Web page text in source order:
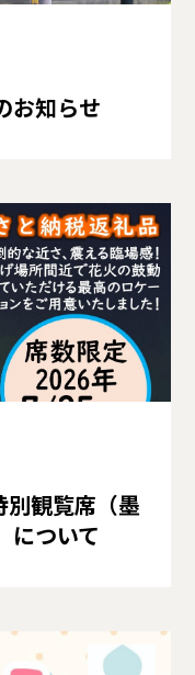
お知らせ
別観覧席（墨
について